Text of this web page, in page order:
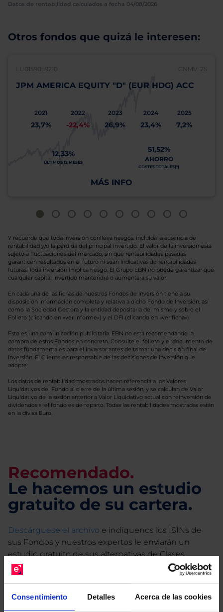
Consentimiento Detalles Acerca de las cookies
Datos de rentabilidad calculados a fecha 04/08/2026
Otros fondos que quizá le interesen:
LU0159059210 CNMV: 25
JPM AMERICA EQUITY "D" (EUR HDG) ACC
2021
23,7%
2022
-22,4%
2023
26,9%
2024
23,4%
2025
7,2%
12,33%
ÚLTIMOS 12 MESES
51,52%
AHORRO
COSTES TOTALES(*)
MÁS INFO
Y recuerde que toda inversión conlleva riesgos, incluida la ausencia de
rentabilidad y/o la pérdida del principal invertido. El valor de la inversión está
sujeto a fluctuaciones del mercado, sin que rentabilidades pasadas
garanticen resultados en el futuro ni sean indicativas de rentabilidades
futuras. Toda inversión implica riesgo. El Grupo EBN no puede garantizar que
cualquier capital invertido mantendrá o aumentará su valor.
En cada una de las fichas de nuestros Fondos de Inversión tiene a su
disposición información completa y relativa a dicho Fondo de Inversión, así
como la Sociedad Gestora y la entidad depositaria del mismo y sobre el
Folleto (clicando en «ver informe») y el DFI (clicando en «ver ficha»).
Esto es una comunicación publicitaria. EBN no está recomendando la
compra de estos Fondos en concreto. Consulte el folleto y el documento de
datos fundamentales para el inversor antes de tomar una decisión final de
inversión. El Cliente es responsable de las decisiones de inversión que
adopte.
Los datos de rentabilidad mostrados hacen referencia a los Valores
Liquidativos del Fondo al cierre de la última sesión, y se calculan de Valor
Liquidativo de la sesión anterior a Valor Liquidativo actual con reinversión de
dividendos si el fondo es de reparto. Todas las rentabilidades mostradas están
en la divisa Euro.
Recomendado.
Le hacemos un estudio
gratuito de su cartera.
Descárguese el archivo e indíquenos los ISINs de
sus Fondos y nuestros expertos le enviarán un
estudio gratuito de sus alternativas de Clases
Limpias con las que podrá ahorrar en sus costes.